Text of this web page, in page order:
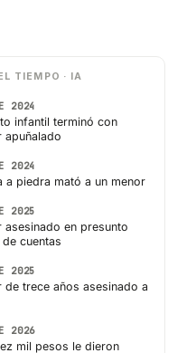
TIEMPO · IA
2024
infantil terminó con
apuñalado
2024
a piedra mató a un menor
2025
asesinado en presunto
cuentas
2025
de trece años asesinado a
2026
mil pesos le dieron